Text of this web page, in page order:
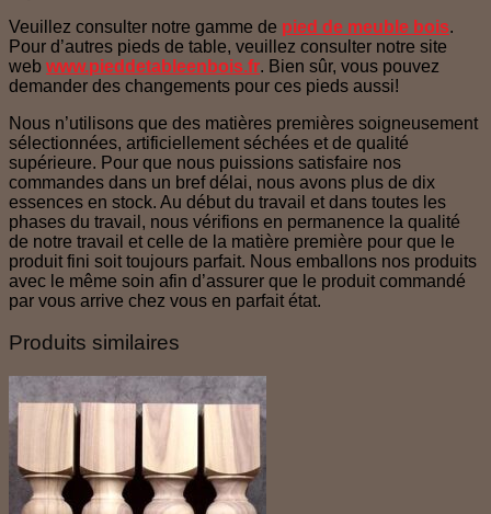
Veuillez consulter notre gamme de pied de meuble bois.
Pour d’autres pieds de table, veuillez consulter notre site
web www.pieddetableenbois.fr. Bien sûr, vous pouvez
demander des changements pour ces pieds aussi!
Nous n’utilisons que des matières premières soigneusement
sélectionnées, artificiellement séchées et de qualité
supérieure. Pour que nous puissions satisfaire nos
commandes dans un bref délai, nous avons plus de dix
essences en stock. Au début du travail et dans toutes les
phases du travail, nous vérifions en permanence la qualité
de notre travail et celle de la matière première pour que le
produit fini soit toujours parfait. Nous emballons nos produits
avec le même soin afin d’assurer que le produit commandé
par vous arrive chez vous en parfait état.
Produits similaires